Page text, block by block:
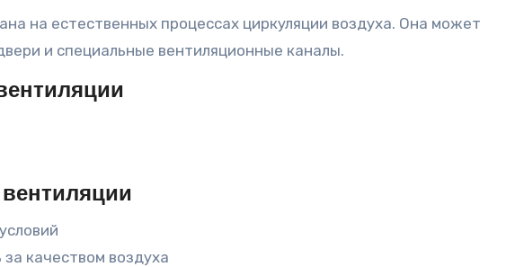
на естественных процессах циркуляции воздуха. Она может
и специальные вентиляционные каналы.
качеством воздуха